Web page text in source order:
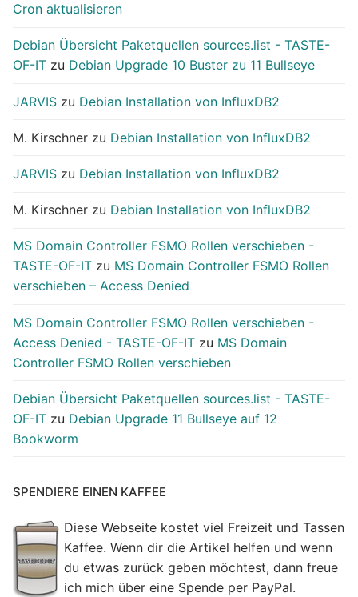
Cron aktualisieren
Debian Übersicht Paketquellen sources.list - TASTE-
OF-IT zu Debian Upgrade 10 Buster zu 11 Bullseye
JARVIS zu Debian Installation von InfluxDB2
M. Kirschner zu Debian Installation von InfluxDB2
JARVIS zu Debian Installation von InfluxDB2
M. Kirschner zu Debian Installation von InfluxDB2
MS Domain Controller FSMO Rollen verschieben -
TASTE-OF-IT zu MS Domain Controller FSMO Rollen
verschieben – Access Denied
MS Domain Controller FSMO Rollen verschieben -
Access Denied - TASTE-OF-IT zu MS Domain
Controller FSMO Rollen verschieben
Debian Übersicht Paketquellen sources.list - TASTE-
OF-IT zu Debian Upgrade 11 Bullseye auf 12
Bookworm
SPENDIERE EINEN KAFFEE
Diese Webseite kostet viel Freizeit und Tassen
Kaffee. Wenn dir die Artikel helfen und wenn
du etwas zurück geben möchtest, dann freue
ich mich über eine Spende per PayPal.